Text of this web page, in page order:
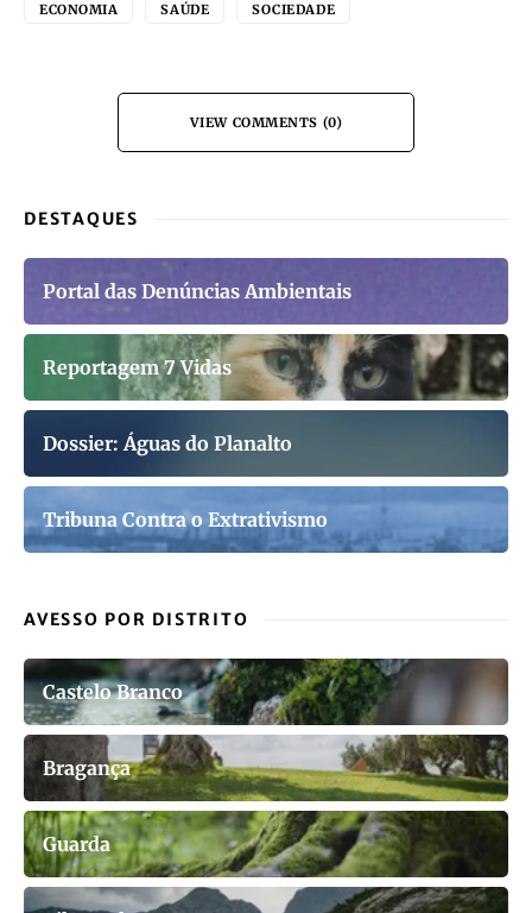
ECONOMIA SAÚDE SOCIEDADE
VIEW COMMENTS (0)
DESTAQUES
Portal das Denúncias Ambientais
Reportagem 7 Vidas
Dossier: Águas do Planalto
Tribuna Contra o Extrativismo
AVESSO POR DISTRITO
Castelo Branco
Bragança
Guarda